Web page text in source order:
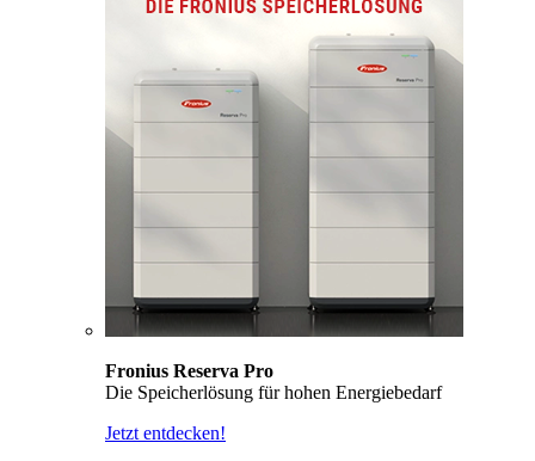
Fronius Reserva Pro
Die Speicherlösung für hohen Energiebedarf
Jetzt entdecken!